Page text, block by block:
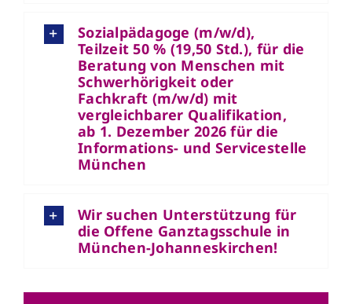
Sozialpädagoge (m/w/d),
Teilzeit 50 % (19,50 Std.), für die
Beratung von Menschen mit
Schwerhörigkeit oder
Fachkraft (m/w/d) mit
vergleichbarer Qualifikation,
ab 1. Dezember 2026 für die
Informations- und Servicestelle
München
Wir suchen Unterstützung für
die Offene Ganztagsschule in
München-Johanneskirchen!